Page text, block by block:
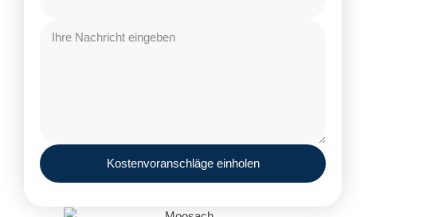
Kostenvoranschläge einholen